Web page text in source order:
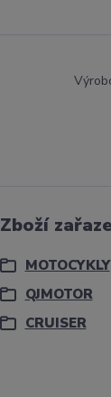
Zboží
MOTOCYKLY
QJMOTOR
CRUISER